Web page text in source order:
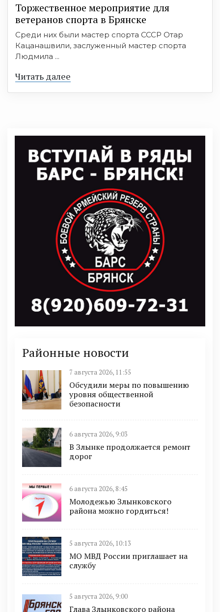
Торжественное мероприятие для
ветеранов спорта в Брянске
Среди них были мастер спорта СССР Отар
Кацанашвили, заслуженный мастер спорта
Людмила ...
Читать далее
Районные новости
7 августа 2026, 11:55
Обсудили меры по повышению
уровня общественной
безопасности
6 августа 2026, 9:03
В Злынке продолжается ремонт
дорог
6 августа 2026, 8:45
Молодежью Злынковского
района можно гордиться!
5 августа 2026, 10:13
МО МВД России приглашает на
службу
5 августа 2026, 9:00
Глава Злынковского района